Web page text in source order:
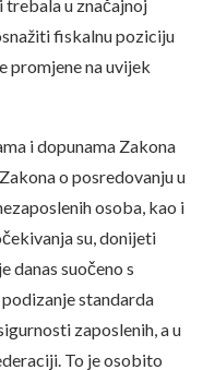
u značajnoj
fiskalnu poziciju
promjene na uvijek
i dopunama Zakona
o posredovanju u
osoba, kao i
su, donijeti
danas suočeno s
standarda
zaposlenih, a u
To je osobito